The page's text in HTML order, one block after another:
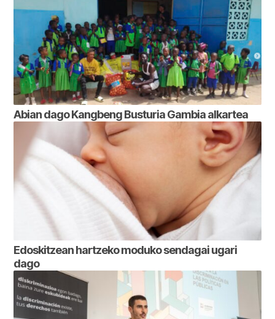
Abian dago Kangbeng Busturia Gambia alkartea
Edoskitzean hartzeko moduko sendagai ugari
dago